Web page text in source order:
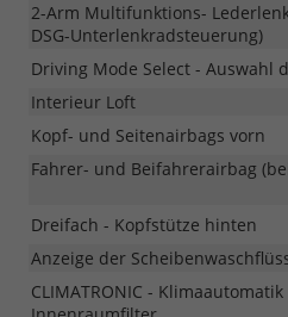
2-Arm Multifunktions-
DSG-Unterlenkradsteuerung)
Driving Mode Select - Auswahl
Interieur Loft
Kopf- und Seitenairbags vorn
Fahrer- und Beifahrerairbag
Dreifach - Kopfstütze hinten
Anzeige der
CLIMATRONIC -